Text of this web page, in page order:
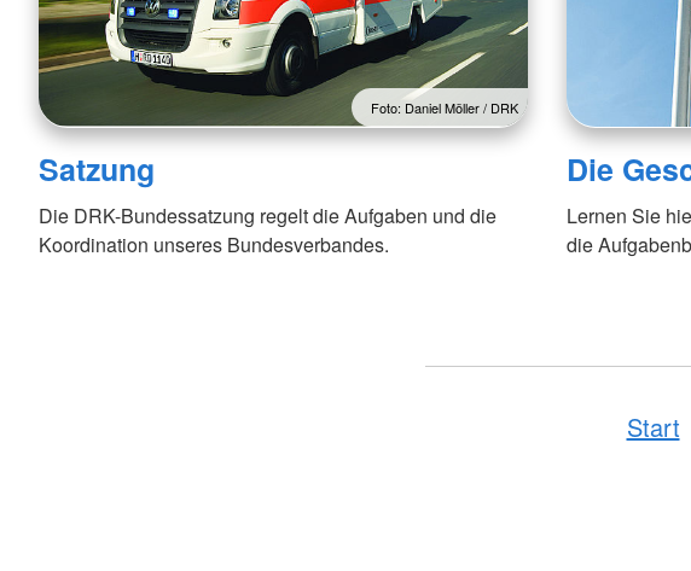
Foto: Daniel Möller / DRK
Satzung
Die DRK-Bundessatzung regelt die Aufgaben und die
Koordination unseres Bundesverbandes.
Die
Lernen Sie
die
Start